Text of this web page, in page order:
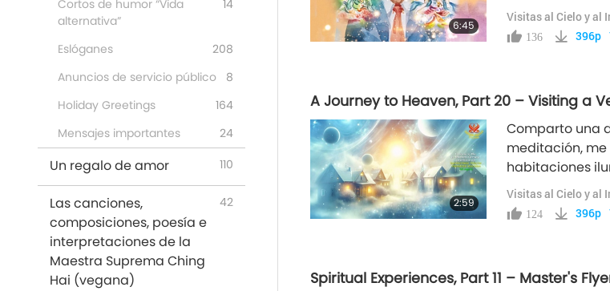
Cortos de humor “Vida
alternativa”
14
Eslóganes
208
Anuncios de servicio público
8
Holiday Greetings
164
Mensajes importantes
24
Un regalo de amor 110
Las canciones,
composiciones, poesía e
interpretaciones de la
Maestra Suprema Ching
Hai (vegana)
42
6:45
presidente
Visitas al Cielo y al
136 396p
A Journey to Heaven, Part 20 – Visiting a
2:59
Comparto una
meditación,
habitaciones
tierra diferente
limpio y
La llave era al
Visitas al Cielo y al
124 396p
Spiritual Experiences, Part 11 – Master's